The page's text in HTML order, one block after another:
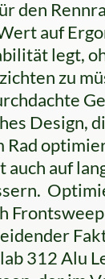
den
auf
legt,
zu
Design,
Rad
auf
312 Alu